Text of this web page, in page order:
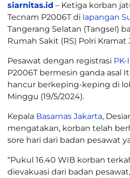
siarnitas.id – Ketiga korban
Tecnam P2006T di lapangan
Tangerang Selatan (Tangsel)
Rumah Sakit (RS) Polri Kramat
Pesawat dengan registrasi PK-
P2006T bermesin ganda asal
hancur berkeping-keping di
Minggu (19/5/2024).
Kepala Basarnas Jakarta,
mengatakan, korban telah
sore hari dari badan pesawat
“Pukul 16.40 WIB korban
dievakuasi dari badan